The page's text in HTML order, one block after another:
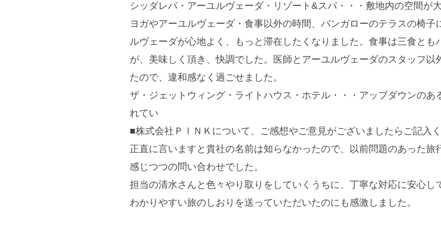
シッダレパ・アーユルヴェーダ・リゾート&スパ・・・敷地内の空間が
ヨガやアーユルヴェーダ・食事以外の時間、バンガローのテラスの椅
ルヴェーダが心地よく、もっと滞在したくなりました。食事は三食と
が、美味しく頂き、快調でした。医師とアーユルヴェーダのスタッフ
たので、違和感なく過ごせました。
ザ・ジェットウィング・ライトハウス・ホテル・・・アップダウンの
れてい
■株式会社ＰＩＮＫについて、ご感想やご意見がございましたらご記入
正直に言いますと貴社の名前は知らなかったので、以前問題のあった
感じつつの問い合わせでした。
担当の清水さんと色々やり取りをしていくうちに、丁寧な対応に安心し
わかりやすい旅のしおりを送っていただいたのにも感激しました。